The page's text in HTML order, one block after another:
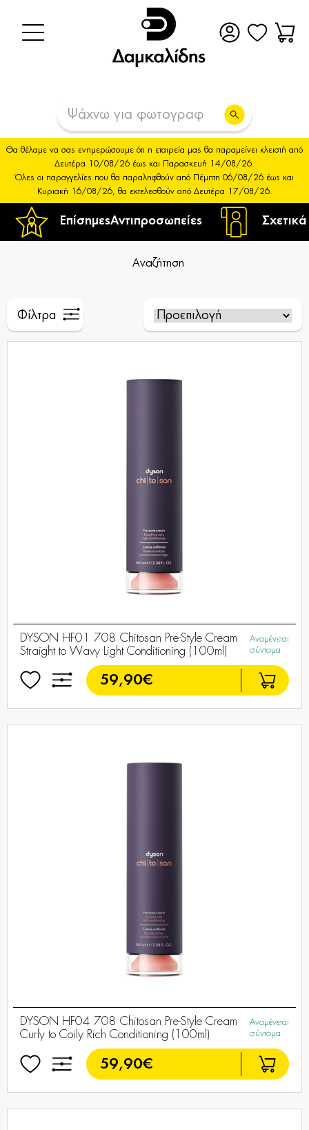
ΕπίσημεςΑντιπροσωπείες
Θα θέλαμε να σας ενημερώσουμε ότι η εταιρεία μας θα παραμείνει κλειστή από
Δευτέρα 10/08/26 έως και Παρασκευή 14/08/26.
Όλες οι παραγγελίες που θα παραληφθούν από Πέμπτη 06/08/26 έως και
Κυριακή 16/08/26, θα εκτελεσθούν από Δευτέρα 17/08/26.
Αναζήτηση
Φίλτρα
DYSON HF01 708 Chitosan Pre-Style Cream
Straight to Wavy Light Conditioning (100ml)
Αναμένεται
σύντομα
59,90€
DYSON HF04 708 Chitosan Pre-Style Cream
Curly to Coily Rich Conditioning (100ml)
Αναμένεται
σύντομα
59,90€